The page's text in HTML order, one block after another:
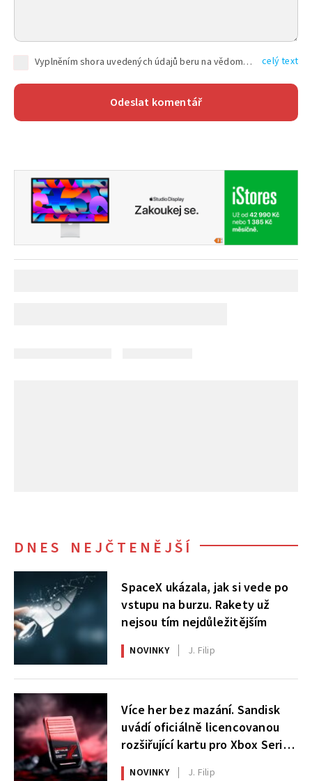
Vyplněním shora uvedených údajů beru na vědomí, že společnost TEXT FACTORY s.r.o., sídlem Brno, Durďákova 336/29, Černá Pole, PSČ: 613 00, IČ: 06157831, zapsané u Krajského soudu v Brně, oddíl C, vložka 100399, bude zpracovávat mé osobní údaje uvedené v rámci mnou vyplněného registračního formuláře na základě oprávněných zájmů TEXT FACTORY s.r.o. dle čl. 6 odst. 1 písm. f) GDPR a pro splnění právních povinností (čl. 6 odst. 1 písm. c) GDPR), a to pro tyto účely: nezbytnost zajistit oprávnění návštěvníka webových stránek provozovaných společností TEXT FACTORY s.r.o. přispívat aktivně ke zveřejněným článkům nebo v rámci diskusních fór a výkon práv TEXT FACTORY s.r.o. jako administrátora těchto diskusních fór. Více informací o zpracování osobních údajů a právech lze nalézt v celý text
DNES NEJČTENĚJŠÍ
SpaceX ukázala, jak si vede po
vstupu na burzu. Rakety už
nejsou tím nejdůležitějším
NOVINKY J. Filip
Více her bez mazání. Sandisk
uvádí oficiálně licencovanou
rozšiřující kartu pro Xbox Series
X|S
NOVINKY J. Filip